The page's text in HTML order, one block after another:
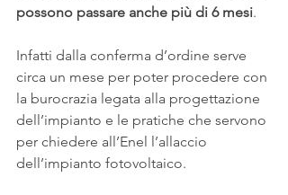
possono passare anche più di 6 mesi.
Infatti dalla conferma d’ordine serve
circa un mese per poter procedere con
la burocrazia legata alla progettazione
dell’impianto e le pratiche che servono
per chiedere all’Enel l’allaccio
dell’impianto fotovoltaico.